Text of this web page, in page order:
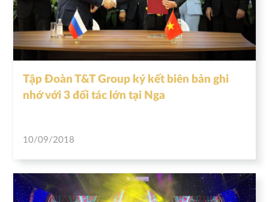
Tập Đoàn T&T Group ký kết biên bản ghi
nhớ với 3 đối tác lớn tại Nga
10/09/2018